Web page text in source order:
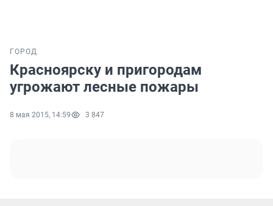
ГОРОД
Красноярску и пригородам
угрожают лесные пожары
8 мая 2015, 14:59 3 847